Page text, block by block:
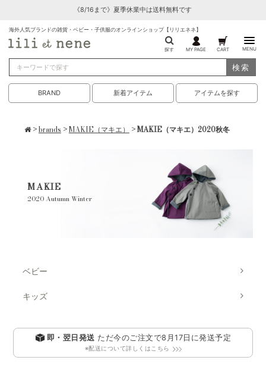
《8/16まで》夏季休業中は送料無料です
海外人気ブランドの雑貨・ベビー・子供服のオンラインショップ【リリエネネ】
探す MY PAGE CART MENU
検索
BRAND 新着アイテム アイテムを探す
>brands >MAKIE（マキエ） > MAKIE（マキエ）2020秋冬
MAKIE
2020 Autumn Winter
ベビー
キッズ
即・翌日発送 ただ今のご注文で8月17日 に発送予定
※配送について詳しくはこちら